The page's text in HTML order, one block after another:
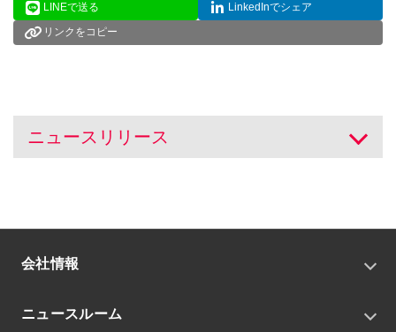
LINEで送る
LinkedInでシェア
リンクをコピー
ニュースリリース 開く
会社情報
会社概要
ニュースルーム